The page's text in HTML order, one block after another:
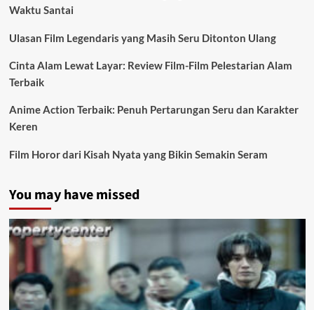
Waktu Santai
Ulasan Film Legendaris yang Masih Seru Ditonton Ulang
Cinta Alam Lewat Layar: Review Film-Film Pelestarian Alam
Terbaik
Anime Action Terbaik: Penuh Pertarungan Seru dan Karakter
Keren
Film Horor dari Kisah Nyata yang Bikin Semakin Seram
You may have missed